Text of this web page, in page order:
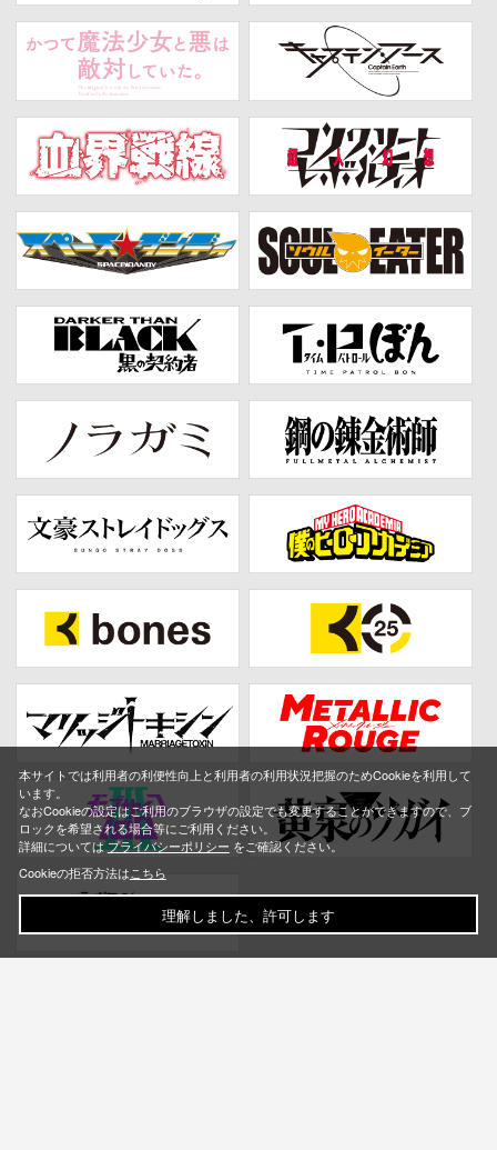
本サイトでは利用者の利便性向上と利用者の利用状況把握のためCookieを利用して
います。
なおCookieの設定はご利用のブラウザの設定でも変更することができますので、ブ
ロックを希望される場合等にご利用ください。
詳細についてはプライバシーポリシー をご確認ください。
Cookieの拒否方法はこちら
理解しました、許可します